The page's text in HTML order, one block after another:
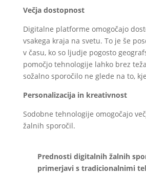
Večja dostopnost
Digitalne platforme omogočajo
vsakega kraja na svetu. To je še
v času, ko so ljudje pogosto
pomočjo tehnologije lahko brez
sožalno sporočilo ne glede na to,
Personalizacija in kreativnost
Sodobne tehnologije omogočajo
žalnih sporočil.
Prednosti digitalnih žalnih
primerjavi s tradicionalnimi